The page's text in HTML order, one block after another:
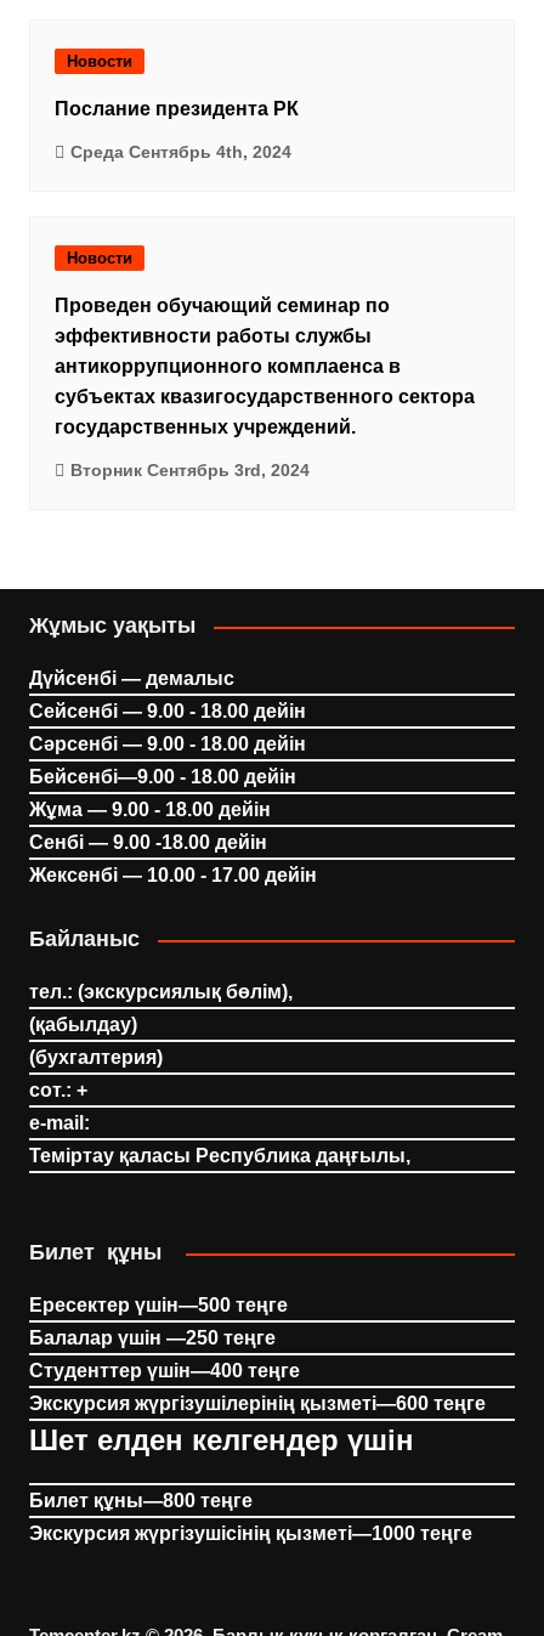
Новости
Послание президента РК
Среда Сентябрь 4th, 2024
Новости
Проведен обучающий семинар по
эффективности работы службы
антикоррупционного комплаенса в
субъектах квазигосударственного сектора
государственных учреждений.
Вторник Сентябрь 3rd, 2024
Жұмыс уақыты
Дүйсенбі — демалыс
Сейсенбі — 9.00 - 18.00 дейін
Сәрсенбі — 9.00 - 18.00 дейін
Бейсенбі—9.00 - 18.00 дейін
Жұма — 9.00 - 18.00 дейін
Сенбі — 9.00 -18.00 дейін
Жексенбі — 10.00 - 17.00 дейін
Байланыс
тел.: (экскурсиялық бөлім),
(қабылдау)
(бухгалтерия)
сот.: +
e-mail:
Теміртау қаласы Республика даңғылы,
Билет құны
Ересектер үшін—500 теңге
Балалар үшін —250 теңге
Студенттер үшін—400 теңге
Экскурсия жүргізушілерінің қызметі—600 теңге
Шет елден келгендер үшін
Билет құны—800 теңге
Экскурсия жүргізушісінің қызметі—1000 теңге